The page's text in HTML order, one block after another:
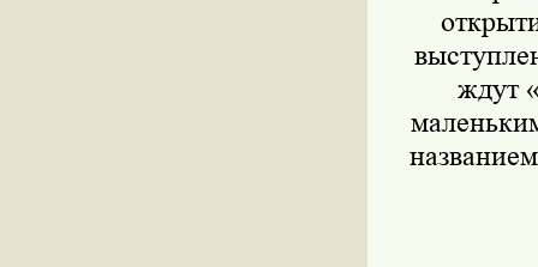
ждут